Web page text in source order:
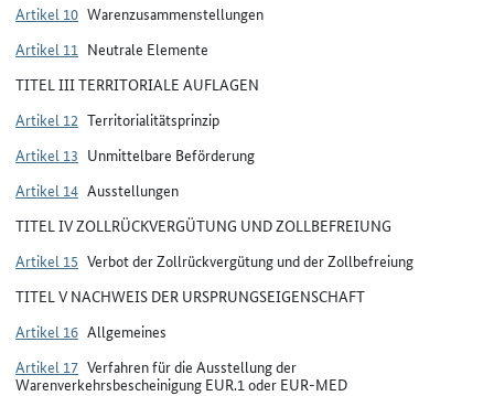
Artikel 10 Warenzusammenstellungen
Artikel 11 Neutrale Elemente
TITEL III TERRITORIALE AUFLAGEN
Artikel 12 Territorialitätsprinzip
Artikel 13 Unmittelbare Beförderung
Artikel 14 Ausstellungen
TITEL IV ZOLLRÜCKVERGÜTUNG UND ZOLLBEFREIUNG
Artikel 15 Verbot der Zollrückvergütung und der Zollbefreiung
TITEL V NACHWEIS DER URSPRUNGSEIGENSCHAFT
Artikel 16 Allgemeines
Artikel 17 Verfahren für die Ausstellung der
Warenverkehrsbescheinigung EUR.1 oder EUR-MED